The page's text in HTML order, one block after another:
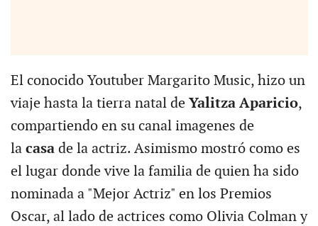
El conocido Youtuber Margarito Music, hizo un
viaje hasta la tierra natal de Yalitza Aparicio,
compartiendo en su canal imagenes de
lacasade la actriz. Asimismo mostró como es
el lugar donde vive la familia de quien ha sido
nominada a "Mejor Actriz" en los Premios
Oscar, al lado de actrices como Olivia Colman y